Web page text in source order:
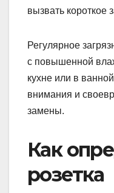
вызвать короткое
Регулярное
с повышенной
кухне или в
внимания и
замены.
Как
розетка